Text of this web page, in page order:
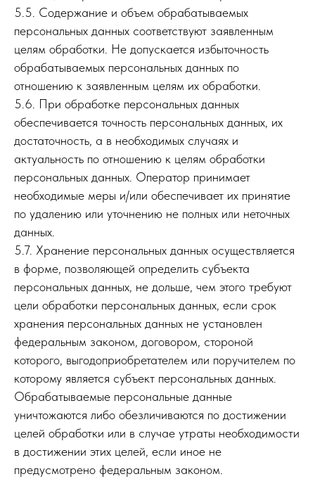
5.5. Содержание и объем обрабатываемых
персональных данных соответствуют заявленным
целям обработки. Не допускается избыточность
обрабатываемых персональных данных по
отношению к заявленным целям их обработки.
5.6. При обработке персональных данных
обеспечивается точность персональных данных, их
достаточность, а в необходимых случаях и
актуальность по отношению к целям обработки
персональных данных. Оператор принимает
необходимые меры и/или обеспечивает их принятие
по удалению или уточнению не полных или неточных
данных.
5.7. Хранение персональных данных осуществляется
в форме, позволяющей определить субъекта
персональных данных, не дольше, чем этого требуют
цели обработки персональных данных, если срок
хранения персональных данных не установлен
федеральным законом, договором, стороной
которого, выгодоприобретателем или поручителем по
которому является субъект персональных данных.
Обрабатываемые персональные данные
уничтожаются либо обезличиваются по достижении
целей обработки или в случае утраты необходимости
в достижении этих целей, если иное не
предусмотрено федеральным законом.